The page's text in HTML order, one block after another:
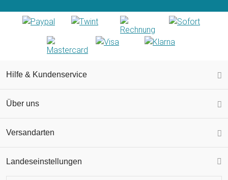
Hilfe & Kundenservice
Über uns
Versandarten
Landeseinstellungen